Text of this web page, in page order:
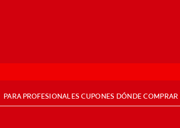
PARA PROFESIONALESCUPONES DÓNDE COMPRAR